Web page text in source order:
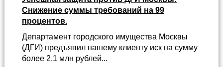
Снижение суммы требований на 99
процентов.
Департамент городского имущества Москвы
(ДГИ) предъявил нашему клиенту иск на сумму
более 2.1 млн рублей...